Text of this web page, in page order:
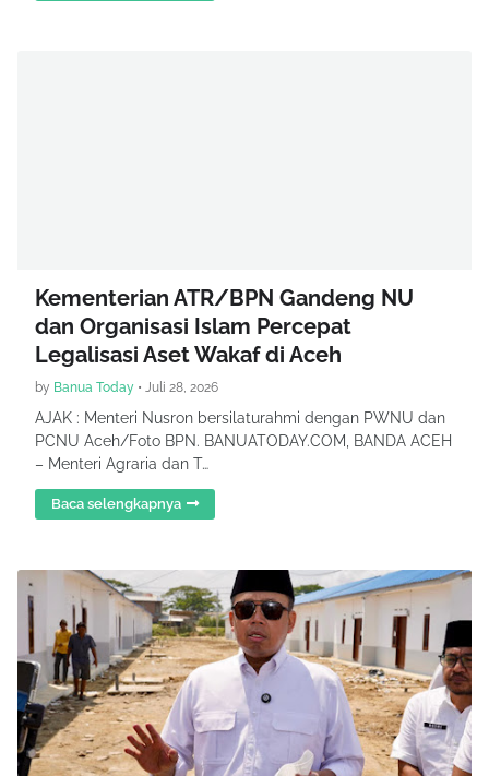
Kementerian ATR/BPN Gandeng NU
dan Organisasi Islam Percepat
Legalisasi Aset Wakaf di Aceh
by Banua Today • Juli 28, 2026
AJAK : Menteri Nusron bersilaturahmi dengan PWNU dan
PCNU Aceh/Foto BPN. BANUATODAY.COM, BANDA ACEH
– Menteri Agraria dan T…
Baca selengkapnya